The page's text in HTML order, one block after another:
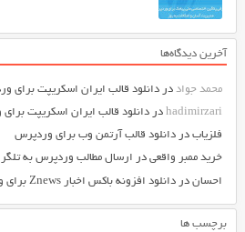
آخرین دیدگاه‌ها
محمد جواددر دانلود قالب ایران اسکریپت برای
hadimirzariدر دانلود قالب ایران اسکریپت
فلزیابدر دانلود قالب آرتمن وب برای وردپرس
خرید ممبر واقعیدر ارسال مطالب وردپرس به
احساندر دانلود افزونه باکس اخبار Znews برای وردپرس
برچسب ها